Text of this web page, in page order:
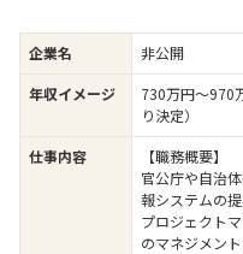
企業名
非公開
年収イメージ
730万円〜970
り決定）
仕事内容
【職務概要】
官公庁や自治
報システムの
プロジェクト
のマネジメン